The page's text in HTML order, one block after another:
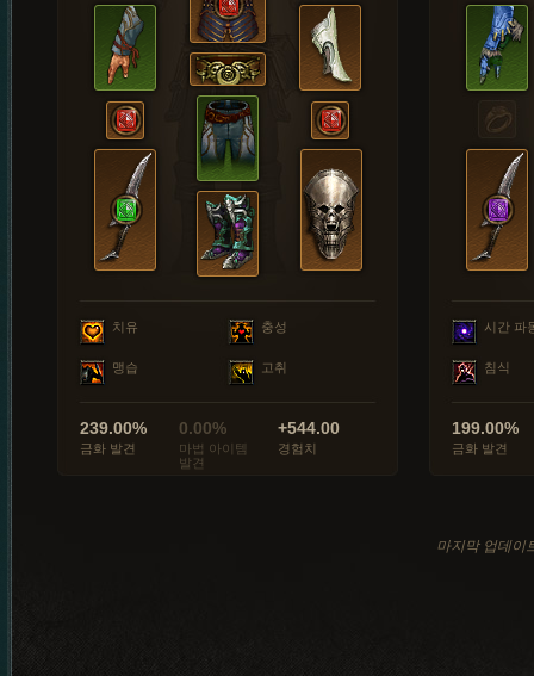
치유 충성
맹습 고취
239.00%
금화 발견
0.00%
마법 아이템
발견
+544.00
경험치
시간 파
침식
199.00%
금화 발견
마지막 업데이